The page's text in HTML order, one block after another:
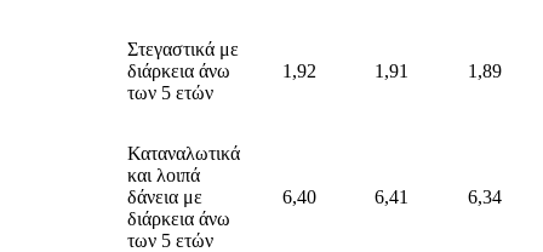
Στεγαστικά με
διάρκεια άνω
των 5 ετών
1,92 1,91 1,89
Καταναλωτικά
και λοιπά
δάνεια με
διάρκεια άνω
των 5 ετών
6,40 6,41 6,34